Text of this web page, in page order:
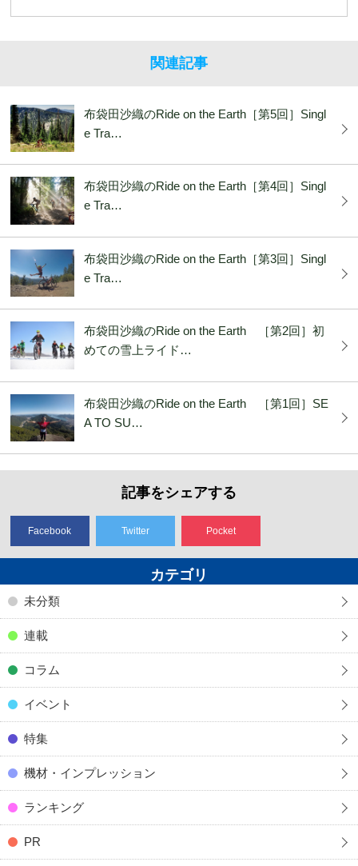
関連記事
布袋田沙織のRide on the Earth［第5回］Singl
e Tra…
布袋田沙織のRide on the Earth［第4回］Singl
e Tra…
布袋田沙織のRide on the Earth［第3回］Singl
e Tra…
布袋田沙織のRide on the Earth ［第2回］初
めての雪上ライド…
布袋田沙織のRide on the Earth ［第1回］SE
A TO SU…
記事をシェアする
Facebook Twitter Pocket
カテゴリ
未分類
連載
コラム
イベント
特集
機材・インプレッション
ランキング
PR